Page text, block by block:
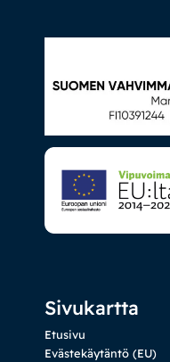
Sivukartta
Etusivu
Evästekäytäntö (EU)